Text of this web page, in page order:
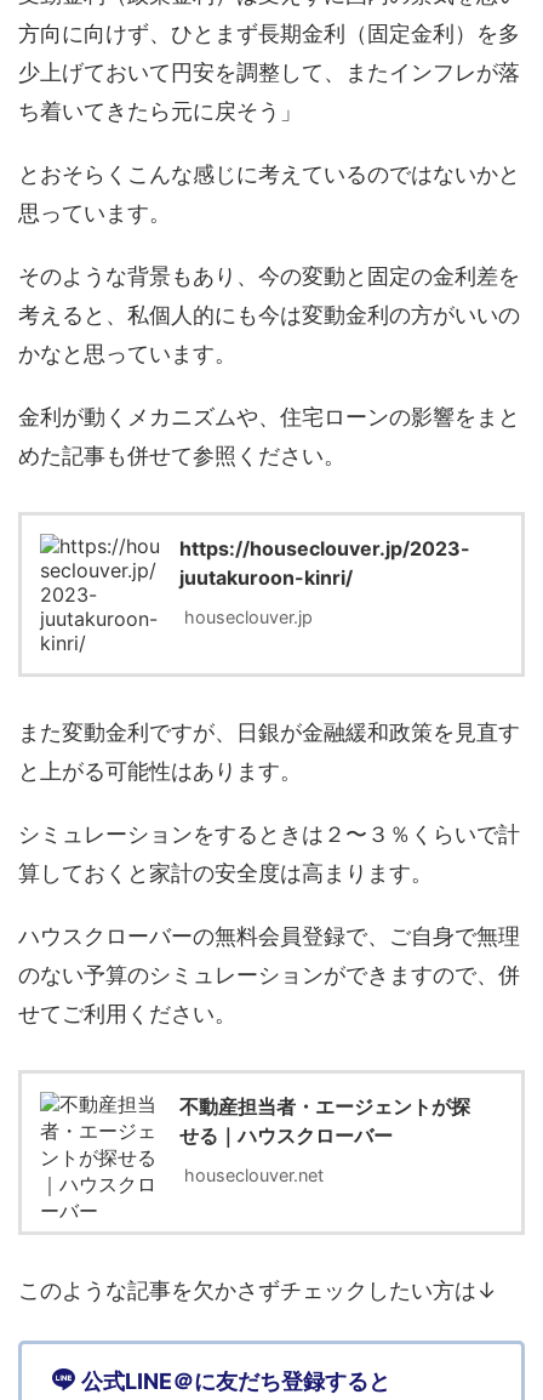
方向に向けず、ひとまず長期金利（固定金利）を多
少上げておいて円安を調整して、またインフレが落
ち着いてきたら元に戻そう」
とおそらくこんな感じに考えているのではないかと
思っています。
そのような背景もあり、今の変動と固定の金利差を
考えると、私個人的にも今は変動金利の方がいいの
かなと思っています。
金利が動くメカニズムや、住宅ローンの影響をまと
めた記事も併せて参照ください。
https://houseclouver.jp/2023-
juutakuroon-kinri/
houseclouver.jp
また変動金利ですが、日銀が金融緩和政策を見直す
と上がる可能性はあります。
シミュレーションをするときは２〜３％くらいで計
算しておくと家計の安全度は高まります。
ハウスクローバーの無料会員登録で、ご自身で無理
のない予算のシミュレーションができますので、併
せてご利用ください。
不動産担当者・エージェントが探
せる｜ハウスクローバー
houseclouver.net
このような記事を欠かさずチェックしたい方は↓
公式LINE＠に友だち登録すると